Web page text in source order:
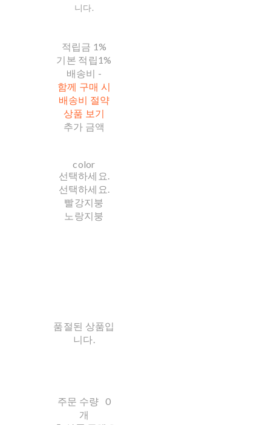
니다.
적립금 1%
기본 적립1%
배송비 -
함께 구매 시
배송비 절약
상품 보기
추가 금액
color
선택하세요.
선택하세요.
빨강지붕
노랑지붕
품절된 상품입
니다.
주문 수량 0
개